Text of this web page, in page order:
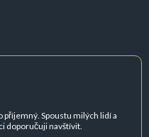
Spoustu milých lidí a
doporučuji navštívit.